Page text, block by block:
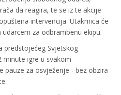
da reagira, te se iz te akcije
intervencija. Utakmica će
za odbrambenu ekipu.
predstojećeg Svjetskog
minute igre u svakom
pauze za osvježenje - bez obzira